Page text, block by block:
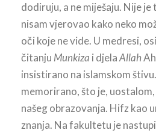
dodiruju, a ne miješaju. Nije
nisam vjerovao kako neko
oči koje ne vide. U medresi,
čitanju Munkiza i djelaAllah
insistirano na islamskom
memorirano, što je,
našeg obrazovanja. Hifz kao
znanja. Na fakultetu je